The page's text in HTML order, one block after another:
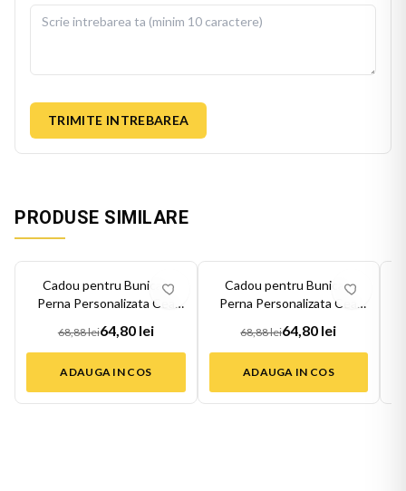
TRIMITE INTREBAREA
PRODUSE SIMILARE
%Cadou pentru Bunica -
Perna Personalizata Cea
68,88 lei64,80 lei
ADAUGA IN COS
%Cadou pentru Bunica -
Perna Personalizata Cea
68,88 lei64,80 lei
ADAUGA IN COS